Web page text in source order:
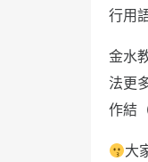
行用
金水
法更
作結
大